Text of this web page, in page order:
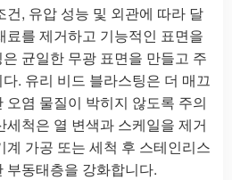
건, 유압 성능 및 외관에 따라 달
료를 제거하고 기능적인 표면을
균일한 무광 표면을 만들고 주
. 유리 비드 블라스팅은 더 매끄
염 물질이 박히지 않도록 주의
척은 열 변색과 스케일을 제거
계 가공 또는 세척 후 스테인리스
부동태층을 강화합니다.